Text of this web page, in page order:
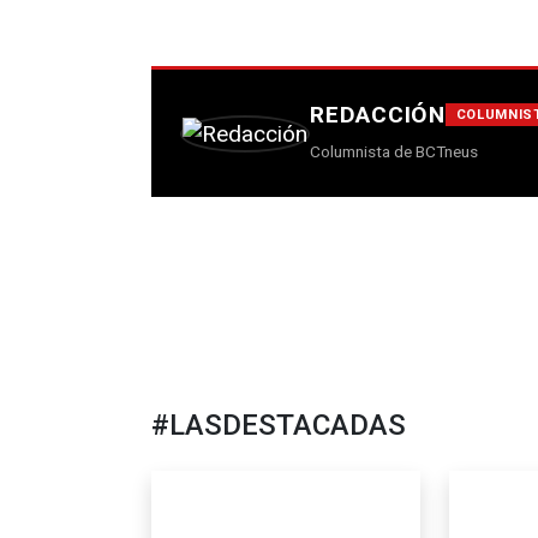
REDACCIÓN
Columnista de BCTneus
#LASDESTACADAS